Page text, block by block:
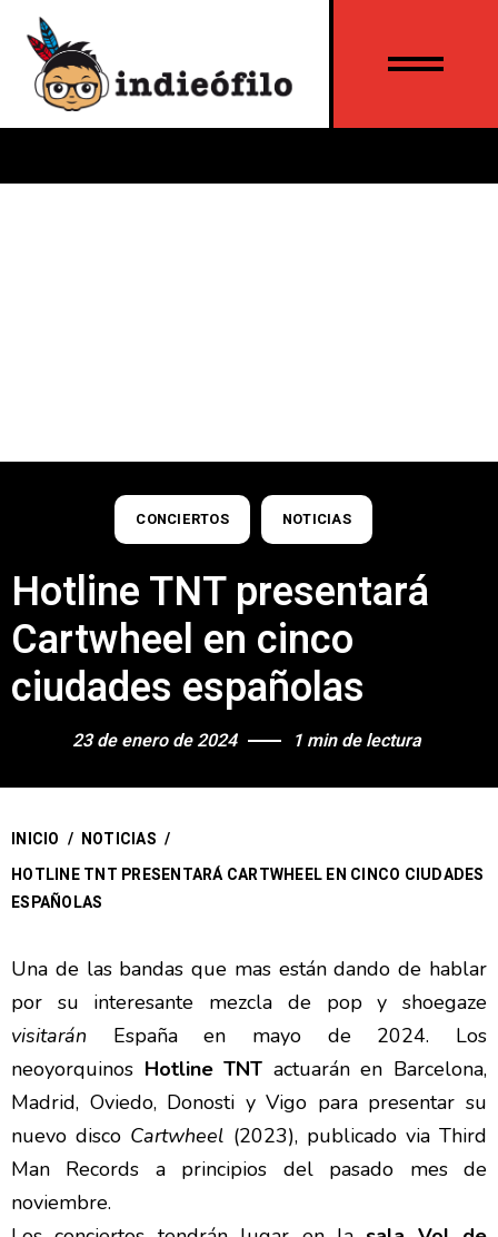
CONCIERTOS NOTICIAS
Hotline TNT presentará
Cartwheel en cinco
ciudades españolas
23 de enero de 2024 1 min de lectura
INICIO / NOTICIAS /
HOTLINE TNT PRESENTARÁ CARTWHEEL EN CINCO CIUDADES
ESPAÑOLAS
Una de las bandas que mas están dando de hablar
por su interesante mezcla de pop y shoegaze
visitarán España en mayo de 2024. Los
neoyorquinos Hotline TNT actuarán en Barcelona,
Madrid, Oviedo, Donosti y Vigo para presentar su
nuevo disco Cartwheel (2023), publicado via Third
Man Records a principios del pasado mes de
noviembre.